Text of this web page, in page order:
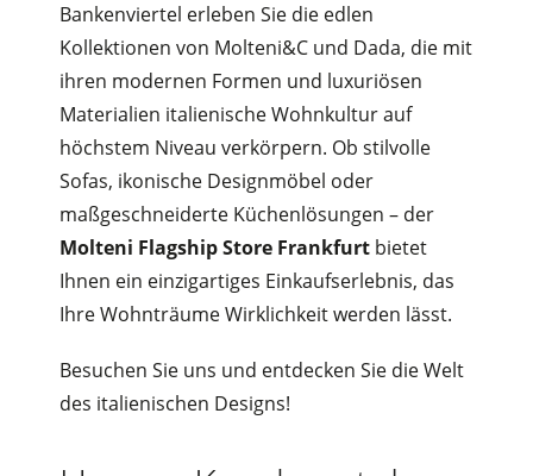
Bankenviertel erleben Sie die edlen
Kollektionen von Molteni&C und Dada, die mit
ihren modernen Formen und luxuriösen
Materialien italienische Wohnkultur auf
höchstem Niveau verkörpern. Ob stilvolle
Sofas, ikonische Designmöbel oder
maßgeschneiderte Küchenlösungen – der
Molteni Flagship Store Frankfurt bietet
Ihnen ein einzigartiges Einkaufserlebnis, das
Ihre Wohnträume Wirklichkeit werden lässt.
Besuchen Sie uns und entdecken Sie die Welt
des italienischen Designs!